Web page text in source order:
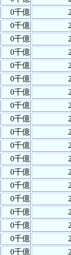
0千億
0千億
0千億
0千億
0千億
0千億
0千億
0千億
0千億
0千億
0千億
0千億
0千億
0千億
0千億
0千億
0千億
0千億
0千億